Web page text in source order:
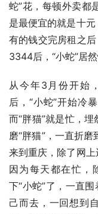
蛇”花，每顿外卖都
是最便宜的就是十
有的钱交完房租之
3344后，“小蛇”居然
从今年3月份开始
后，“小蛇”开始冷
而“胖猫”就是忙，
磨“胖猫”，一直折磨
来到重庆，除了网上
因为每天都在忙，
下“小蛇”了，一直
己而去，一回想到